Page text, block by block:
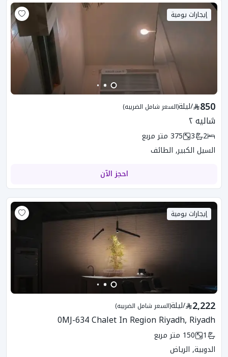
إيجارات يومية
850
/ليلة(السعر شامل الضريبه)
شاليه ٢
2
3
375 متر مربع
السيل الكبير, الطائف
احجز الآن
إيجارات يومية
2,222
/ليلة(السعر شامل الضريبه)
0MJ-634 Chalet In Region Riyadh, Riyadh
1
150 متر مربع
الدوبية, الرياض